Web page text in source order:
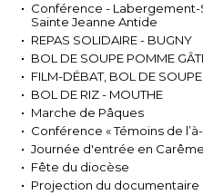
Conférence -
Sainte Jeanne Antide
REPAS SOLIDAIRE - BUGNY
BOL DE SOUPE POMME
FILM-DÉBAT, BOL DE
BOL DE RIZ - MOUTHE
Marche de Pâques
Conférence « Témoins de
Journée d'entrée en Carême
Fête du diocèse
Projection du